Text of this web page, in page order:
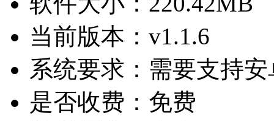
当前版本： v1.1.6
系统要求： 需要支持
是否收费： 免费